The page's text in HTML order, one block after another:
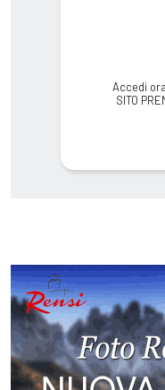
Accedi
SITO